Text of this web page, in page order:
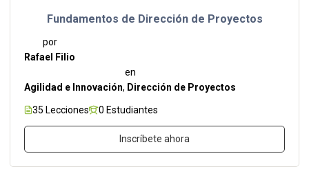
Fundamentos de Dirección de Proyectos
por
Rafael Filio
en
Agilidad e Innovación, Dirección de Proyectos
35 Lecciones 0 Estudiantes
Inscríbete ahora